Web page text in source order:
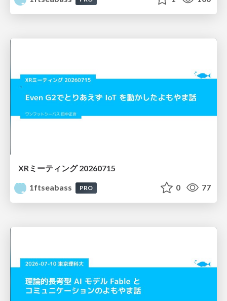
XRミーティング 20260715
1ftseabass
PRO 0 77